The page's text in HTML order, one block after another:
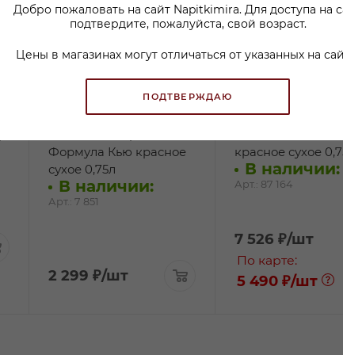
Добро пожаловать на сайт Napitkimira. Для доступа на
подтвердите, пожалуйста, свой возраст.
Цены в магазинах могут отличаться от указанных на
ПОДТВЕРЖДАЮ
Формула Кью красное
сухое 0,75л
В наличии:
Арт.: 7 851
2 299 ₽/шт
красное сухое
В наличии:
Арт.: 87 164
7 526 ₽/шт
По карте:
5 490 ₽/шт